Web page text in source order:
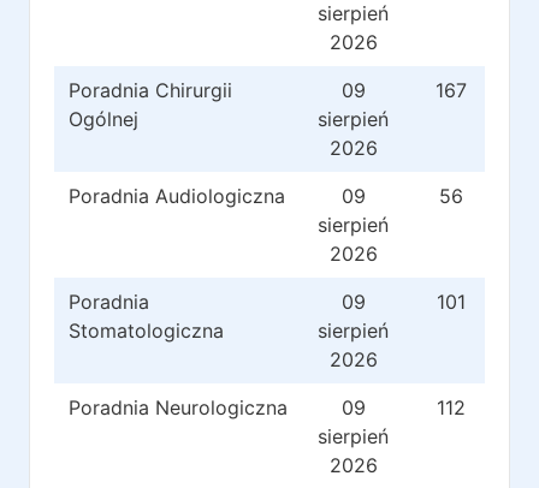
sierpień
2026
Poradnia Chirurgii
Ogólnej
09
sierpień
2026
167
Poradnia Audiologiczna
09
sierpień
2026
56
Poradnia
Stomatologiczna
09
sierpień
2026
101
Poradnia Neurologiczna
09
sierpień
2026
112